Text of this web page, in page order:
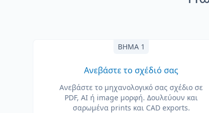
ΒΉΜΑ 1
Ανεβάστε το σχέδιό σας
Ανεβάστε το μηχανολογικό σας σχέδιο σε
PDF, AI ή image μορφή. Δουλεύουν και
σαρωμένα prints και CAD exports.